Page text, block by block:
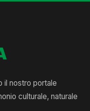
il nostro portale
culturale, naturale